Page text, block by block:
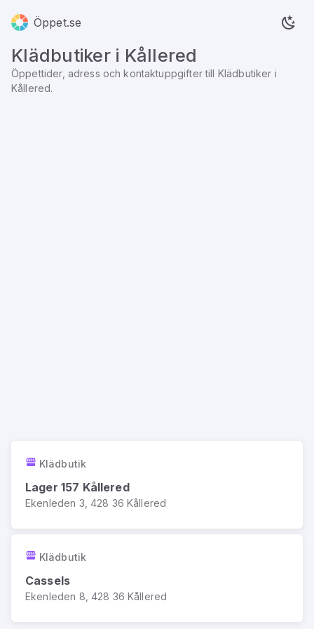
Öppet.se
Klädbutikeri Kållered
Öppettider, adress och kontaktuppgifter till Klädbutiker i
Kållered.
Klädbutik
Lager 157 Kållered
Ekenleden 3, 428 36 Kållered
Klädbutik
Cassels
Ekenleden 8, 428 36 Kållered